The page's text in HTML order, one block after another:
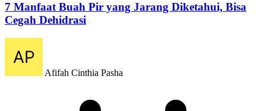
7 Manfaat Buah Pir yang Jarang Diketahui, Bisa
Cegah Dehidrasi
Afifah Cinthia Pasha